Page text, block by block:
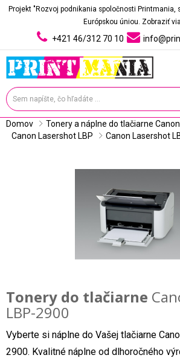
Projekt "Rozvoj podnikania spoločnosti Printmania,
Európskou úniou. Zobraziť
+421 46/312 70 10
Domov
Tonery a náplne do tlačiarne Canon
Canon Lasershot LBP
Canon Lasershot
Tonery do tlačiarne
LBP-2900
Vyberte si náplne do Vašej tlačiarne
2900. Kvalitné náplne od dlhoročného